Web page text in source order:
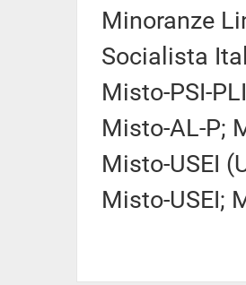
Minoranze
Socialista
Misto-PSI-
Misto-AL-P;
Misto-USEI
Misto-USEI;